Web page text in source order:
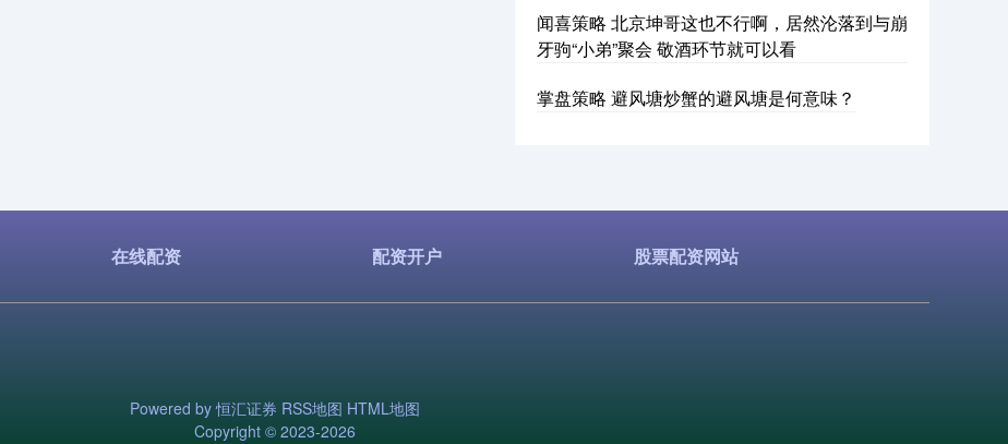
闻喜策略 北京坤哥这也不行啊，居然沦落到与崩
牙驹“小弟”聚会 敬酒环节就可以看
掌盘策略 避风塘炒蟹的避风塘是何意味？
在线配资 配资开户 股票配资网站
Powered by恒汇证券 RSS地图 HTML地图
Copyright © 2023-2026